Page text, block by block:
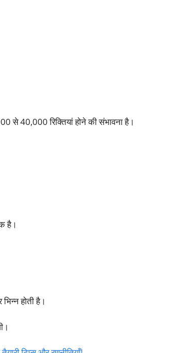
से 40,000 रिक्तियां होने की संभावना है।
है।
होती है।